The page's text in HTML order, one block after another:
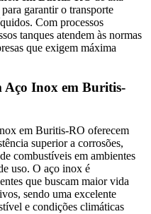
garantir o transporte
Com processos
tanques atendem às normas
que exigem máxima
Aço Inox em Buritis-
em Buritis-RO oferecem
superior a corrosões,
combustíveis em ambientes
uso. O aço inox é
que buscam maior vida
sendo uma excelente
e condições climáticas